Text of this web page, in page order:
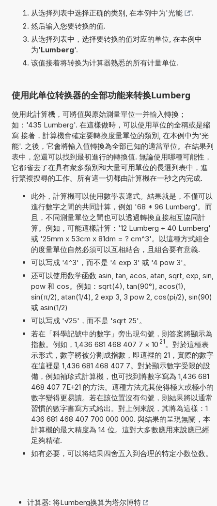
从选择列表中选择正确的类别, 在本例中为'光能
'.
然后输入您要转换的值.
从选择列表中，选择要转换的值对应的单位, 在本例中
为'Lumberg'.
该值接着将转换为计算器熟悉的所有计量单位.
使用此单位转换器的全部功能来转换Lumberg
使用此計算機，可將值與原始測量單位一并輸入轉換；
如：'435 Lumberg'. 在這樣做時，可以使用單位的全稱或是縮
寫 接著，計算機會確定要轉換度量單位的類別, 在本例中为'光
能'. 之後，它會將輸入值轉換為全部已知的適當單位。在結果列
表中，您還可以找到最初進行的轉換值. 無論使用哪種可能性，
它都省去了在具有衆多類別和大量可用單位的長選列表中，進
行繁複搜尋的工作。所有這一切都由計算機在一秒之內完成.
此外，計算機可以使用數學表達式。結果就是，不僅可以
進行數字之間的共同計算，例如 '68 * 96 Lumberg'。而
且，不同測量單位之間也可以透過轉換直接相互協同計
算。例如，可能這樣計算：'12 Lumberg + 40 Lumberg'
或 '25mm x 53cm x 81dm = ? cm^3'。以這種方式組合
的度量單位自然必須可以互相結合，且組合要有意義.
可以写成 '4^3'，而不是 '4 exp 3' 或 '4 pow 3'。
还可以使用数学函数 asin, tan, acos, atan, sqrt, exp, sin,
pow 和 cos。例如：sqrt(4), tan(90°), acos(1),
sin(π/2), atan(1/4), 2 exp 3, 3 pow 2, cos(pi/2), sin(90)
或 asin(1/2)
可以写成 '√25'，而不是 'sqrt 25'。
若在「科學記號中的數字」旁出現勾號，則答案將顯示為
指數。例如，1,436 681 468 407 7 × 10 21 。對於這種表
示形式，數字將被分割成指數，即這裡的 21，實際的數字
在這裡是 1,436 681 468 407 7。對於顯示數字受限的設
備，例如袖珍式計算機，也可找到將數字寫為 1,436 681
468 407 7E+21 的方法。這種方法尤其使得極大或極小的
數字變得更易讀。若在該位置沒有勾號，則結果將以通常
習慣的數字書寫方式給出。對上例來説，其將為這樣：1
436 681 468 407 700 000 000. 與結果的呈現無關，本
計算機的最大精度為 14 位。這對大多數應用來說應已經
足夠精確.
如有必要，可以将结果四舍五入到合理的特定小数位数。
计算器: 将Lumberg换算为塔尔博特